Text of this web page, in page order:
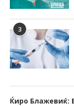
3
Ќиро Блажевиќ: